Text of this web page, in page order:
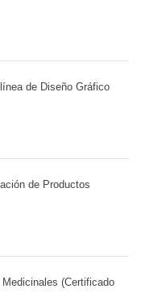
de Diseño Gráfico
de Productos
(Certificado